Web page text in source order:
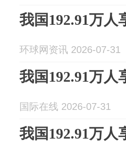
我国192.91万人
环球网资讯 2026-07-31
我国192.91万人
国际在线 2026-07-31
我国192.91万人